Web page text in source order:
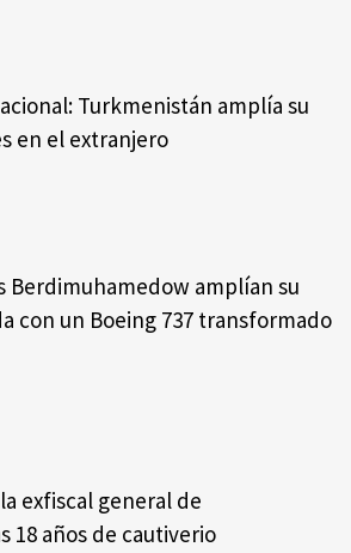
Turkmenistán amplía su
en el extranjero
Berdimuhamedow amplían su
con un Boeing 737 transformado
exfiscal general de
18 años de cautiverio